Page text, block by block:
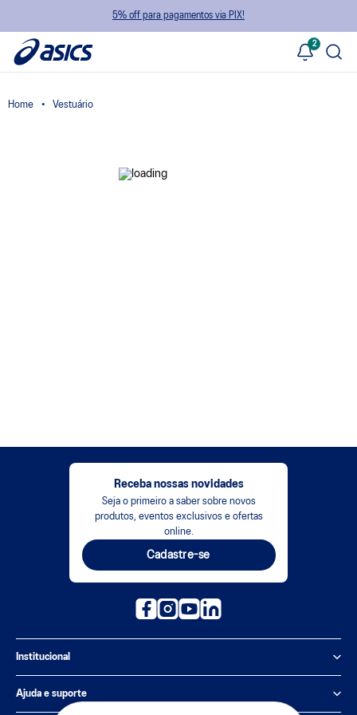
5% off para pagamentos via PIX!
2
Vestuário
Receba nossas novidades
Seja o primeiro a saber sobre novos
produtos, eventos exclusivos e ofertas
online.
Cadastre-se
Institucional
Política de Privacidade
Ajuda e suporte